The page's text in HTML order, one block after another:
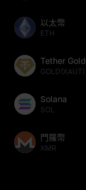
以太幣
ETH
Tether Gold
GOLD(XAUT)
Solana
SOL
門羅幣
XMR